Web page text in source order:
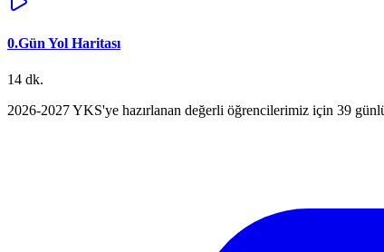
0.Gün Yol Haritası
14 dk.
2026-2027 YKS'ye hazırlanan değerli öğrencilerimiz için 39